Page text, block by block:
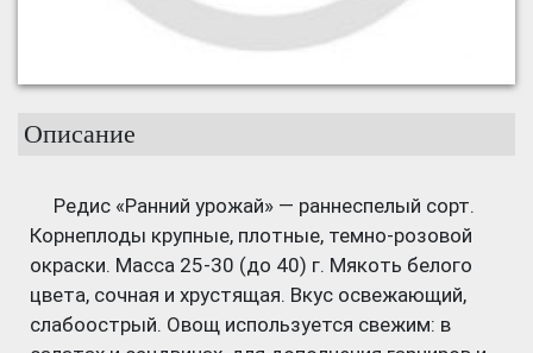
Описание
Редис «Ранний урожай» — раннеспелый сорт.
Корнеплоды крупные, плотные, темно-розовой
окраски. Масса 25-30 (до 40) г. Мякоть белого
цвета, сочная и хрустящая. Вкус освежающий,
слабоострый. Овощ используется свежим: в